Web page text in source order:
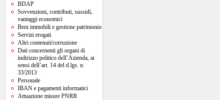
BDAP
Sovvenzioni, contributi, sussidi,
vantaggi economici
Beni immobili e gestione patrimonio
Servizi erogati
Altri contenuti/corruzione
Dati concernenti gli organi di
indirizzo politico dell’Azienda, ai
sensi dell’art. 14 del d.lgs. n.
33/2013
Personale
IBAN e pagamenti informatici
Attuazione misure PNRR